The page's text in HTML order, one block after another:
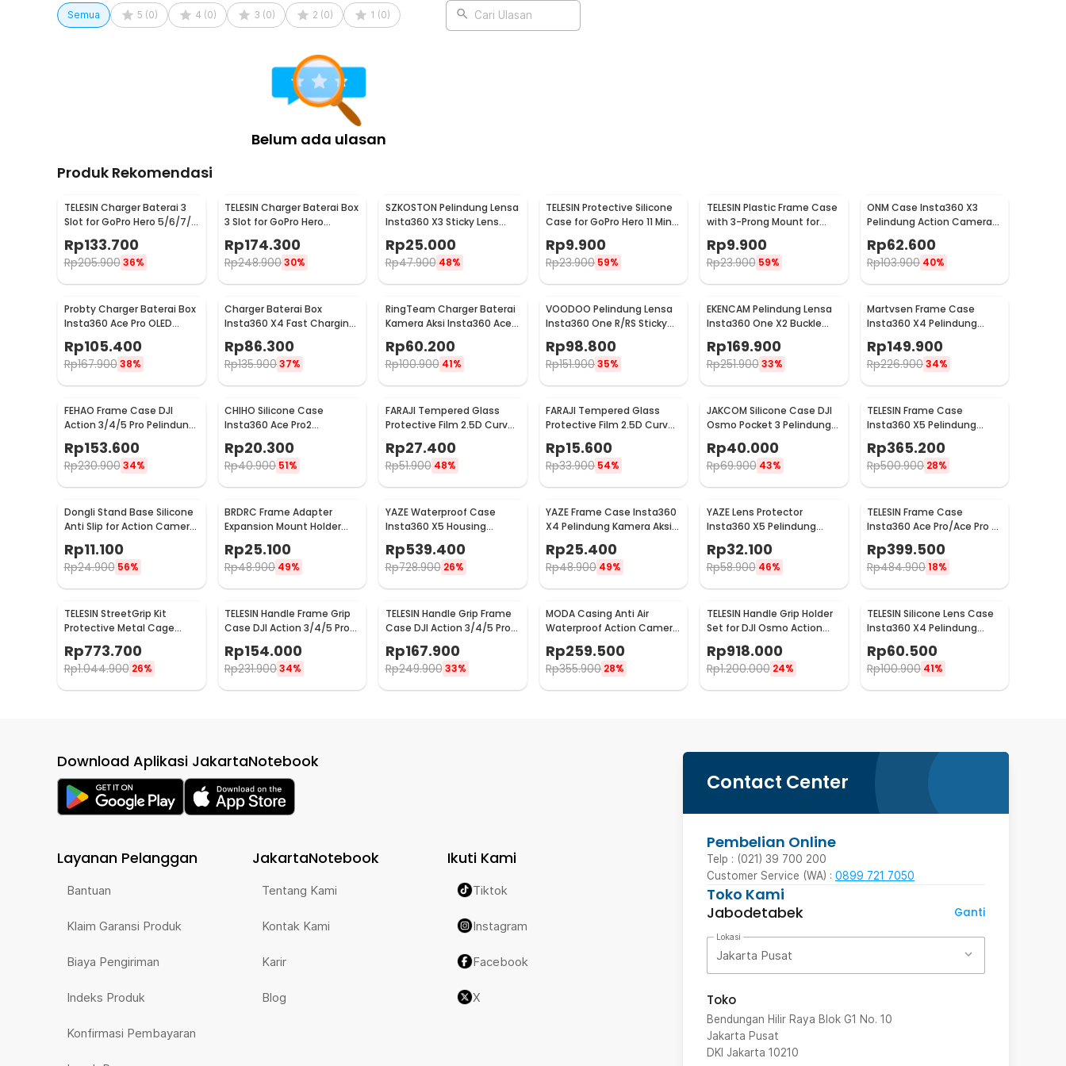
1 x BAPPSUS Pelindung Lensa Kamera Aksi Tempered Glass for Insta360 GO3s - BPS-30
Semua 5 (0) 4 (0) 3 (0) 2 (0) 1 (0) Cari Ulasan
Belum ada ulasan
Produk Rekomendasi
TELESIN Charger Baterai 3
Slot for GoPro Hero 5/6/7/8
- GP-BCG-502
Rp133.700
Rp205.900 36%
TELESIN Charger Baterai Box
3 Slot for GoPro Hero
12/11/10/9 - GP-BCG-901
Rp174.300
Rp248.90030%
SZKOSTON Pelindung Lensa
Insta360 X3 Sticky Lens
Rp25.000
Rp47.900 48%
TELESIN Protective Silicone
Case for GoPro Hero 11 Mini
Rp9.900
Rp23.900 59%
TELESIN Plastic Frame Case
with 3-Prong Mount for
002
Rp9.900
Rp23.900 59%
ONM Case Insta360 X3
Pelindung Action Camera
with Lens Cap Protector -
ONM-X3
Rp62.600
Rp103.900 40%
Probty Charger Baterai Box
Insta360 Ace Pro OLED
Rp105.400
Rp167.900 38%
Charger Baterai Box
Insta360 X4 Fast Charging
LED 2 Slot - CH2-X4-02
Rp86.300
Rp135.90037%
RingTeam Charger Baterai
Kamera Aksi Insta360 Ace
Pro LED 2 Slot - RT-001
Rp60.200
Rp100.900 41%
VOODOO Pelindung Lensa
Insta360 One R/RS Sticky
Lens Guard Protector -
VD105
Rp98.800
Rp151.90035%
EKENCAM Pelindung Lensa
Insta360 One X2 Buckle
Design Lens Protector -
KC120
Rp169.900
Rp251.900 33%
Martvsen Frame Case
Insta360 X4 Pelindung
MT-X4
Rp149.900
Rp226.90034%
FEHAO Frame Case DJI
Action 3/4/5 Pro Pelindung
Kamera Aksi Shockproof -
F45
Rp153.600
Rp230.900 34%
CHIHO Silicone Case
Insta360 Ace Pro2
Pelindung Kamera Silikon -
CH2
Rp20.300
Rp40.900 51%
FARAJI Tempered Glass
Protective Film 2.5D Curve
Rp27.400
Rp51.900 48%
FARAJI Tempered Glass
Protective Film 2.5D Curve
Insta360 Ace Pro2 - FR-26
Rp15.600
Rp33.900 54%
JAKCOM Silicone Case DJI
Osmo Pocket 3 Pelindung
Rp40.000
Rp69.900 43%
TELESIN Frame Case
Insta360 X5 Pelindung
Kamera Aksi Cage
Protection - S6-FMS-19-TIS
Rp365.200
Rp500.900 28%
Dongli Stand Base Silicone
Anti Slip for Action Camera
Rp11.100
Rp24.900 56%
BRDRC Frame Adapter
Expansion Mount Holder
BR1
Rp25.100
Rp48.900 49%
YAZE Waterproof Case
Insta360 X5 Housing
Kamera Anti Air 50M - I3X5
Rp539.400
Rp728.900 26%
YAZE Frame Case Insta360
X4 Pelindung Kamera Aksi
Rp25.400
Rp48.900 49%
YAZE Lens Protector
Insta360 X5 Pelindung
Lensa High Transparency -
I3X5L
Rp32.100
Rp58.900 46%
TELESIN Frame Case
Insta360 Ace Pro/Ace Pro 2
Pelindung Kamera - S6-
FMS-32-TIS
Rp399.500
Rp484.90018%
TELESIN StreetGrip Kit
Protective Metal Cage
Insta360 Ace Pro / Pro 2 -
S6-FMS-31-TIS
Rp773.700
Rp1.044.900 26%
TELESIN Handle Frame Grip
Case DJI Action 3/4/5 Pro
FMS-24-TDJ
Rp154.000
Rp231.90034%
TELESIN Handle Grip Frame
Case DJI Action 3/4/5 Pro
Pelindung Kamera - S6-
FMS-23-TDJ
Rp167.900
Rp249.900 33%
MODA Casing Anti Air
Waterproof Action Camera
DV4
Rp259.500
Rp355.900 28%
TELESIN Handle Grip Holder
Set for DJI Osmo Action
3/4/5 Metal Cage - S6-
FMS-22-TDJ
Rp918.000
Rp1.200.000 24%
TELESIN Silicone Lens Case
Insta360 X4 Pelindung
Lensa Kamera Anti Air - S6-
PTC-05-TIS
Rp60.500
Rp100.900 41%
Contact Center
Pembelian Online
Telp : (021) 39 700 200
Customer Service (WA) : 0899 721 7050
Toko Kami
Jabodetabek
Ganti
Lokasi
Jakarta Pusat
Toko
Bendungan Hilir Raya Blok G1 No. 10
Jakarta Pusat
DKI Jakarta 10210
Download Aplikasi JakartaNotebook
Layanan Pelanggan
Bantuan
Klaim Garansi Produk
Biaya Pengiriman
Indeks Produk
Konfirmasi Pembayaran
JakartaNotebook
Tentang Kami
Kontak Kami
Karir
Blog
Ikuti Kami
Tiktok
Instagram
Facebook
X